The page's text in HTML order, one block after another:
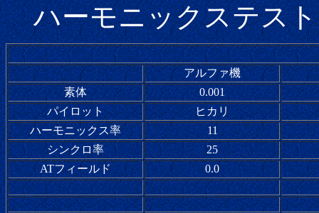
ハーモニックステスト
アルファ機
素体
0.001
パイロット
ヒカリ
ハーモニックス率
11
シンクロ率
25
ATフィールド
0.0